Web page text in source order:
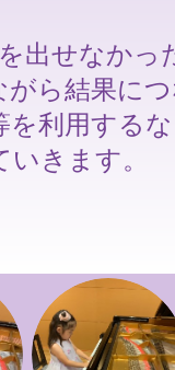
出せなかっ
がら結果に
を利用する
きます。